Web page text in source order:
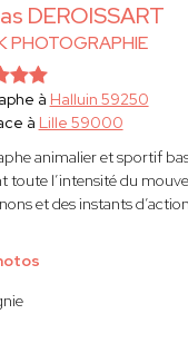
DEROISSART
PHOTOGRAPHIE
à Halluin 59250
à Lille 59000
animalier et sportif
toute l’intensité du
et des instants